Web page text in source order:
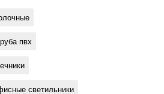
пвх
светильники